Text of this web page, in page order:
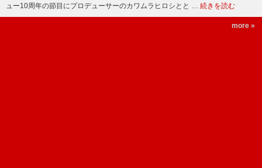
ュー10周年の節目にプロデューサーのカワムラヒロシとと … 続きを読む
more »